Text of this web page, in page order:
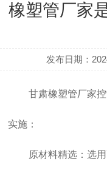
橡塑管厂家
发布日期：
甘肃橡塑管厂家
实施：
原材料精选：选